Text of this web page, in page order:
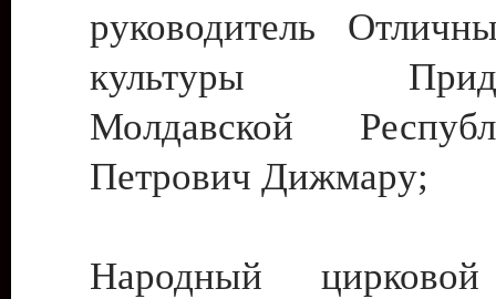
руководитель
культуры
Молдавской
Петрович Дижмару;
Народный цирковой